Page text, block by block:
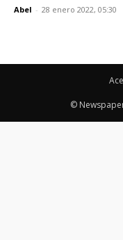
Abel - 28 enero 2022, 05:30
©